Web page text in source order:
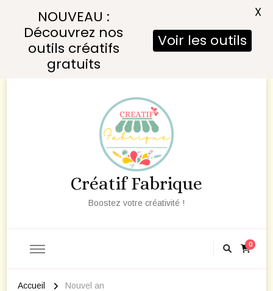
Créatif Fabrique
Boostez votre créativité !
0
Accueil Nouvel an
NOUVEAU :
Découvrez nos
outils créatifs
gratuits
Voir les outils
X